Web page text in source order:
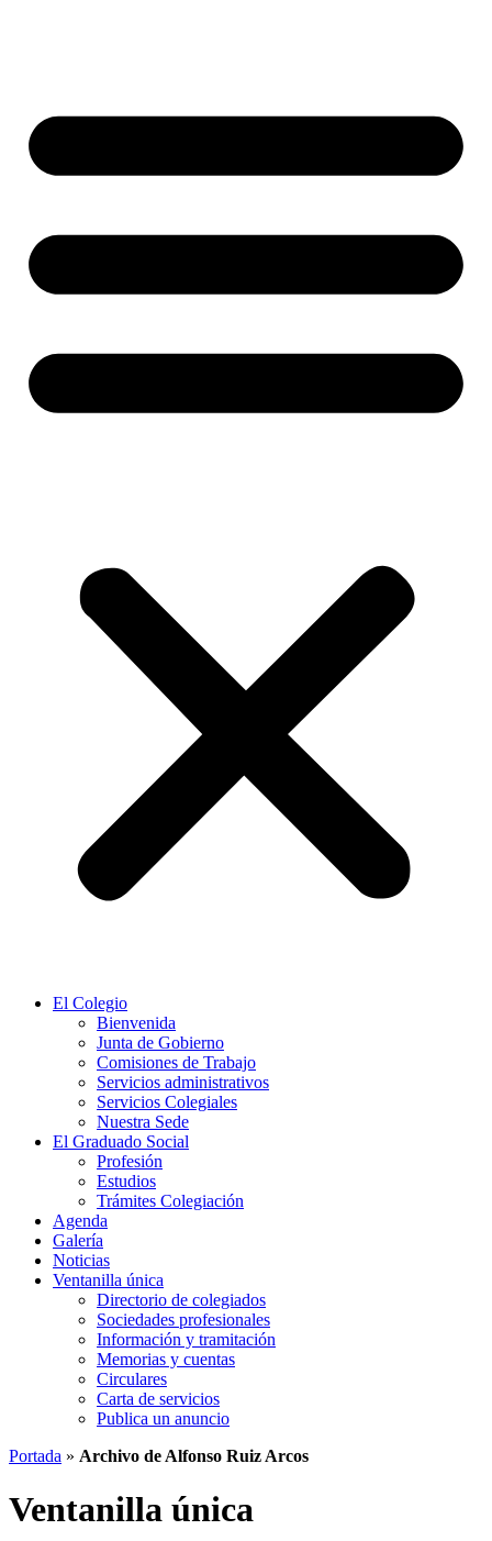
El Colegio
Bienvenida
Junta de Gobierno
Comisiones de Trabajo
Servicios administrativos
Servicios Colegiales
Nuestra Sede
El Graduado Social
Profesión
Estudios
Trámites Colegiación
Agenda
Galería
Noticias
Ventanilla única
Directorio de colegiados
Sociedades profesionales
Información y tramitación
Memorias y cuentas
Circulares
Carta de servicios
Publica un anuncio
Portada » Archivo de Alfonso Ruiz Arcos
Ventanilla única